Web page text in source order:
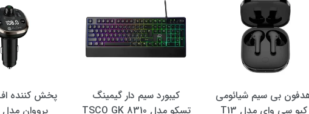
بی سیم شیائومی
کیو سی وای مدل T13
کیبورد سیم دار گیمینگ
تسکو مدل TSCO GK 8310
پخش کننده
پرووان مدل PFT93